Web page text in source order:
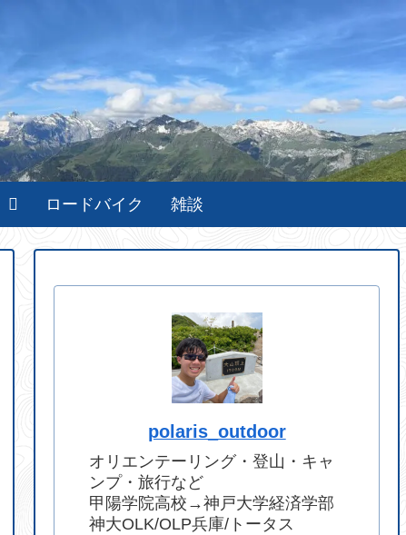
ロードバイク 雑談
polaris_outdoor
オリエンテーリング・登山・キャ
ンプ・旅行など
甲陽学院高校→神戸大学経済学部
神大OLK/OLP兵庫/トータス